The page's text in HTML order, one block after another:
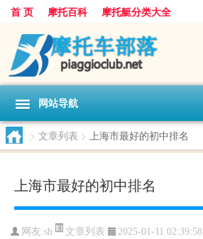
首 页 摩托百科 摩托艇分类大全
网站导航
> 文章列表 > 上海市最好的初中排名
上海市最好的初中排名
网友:sh 文章列表 2025-01-11 02:39:58